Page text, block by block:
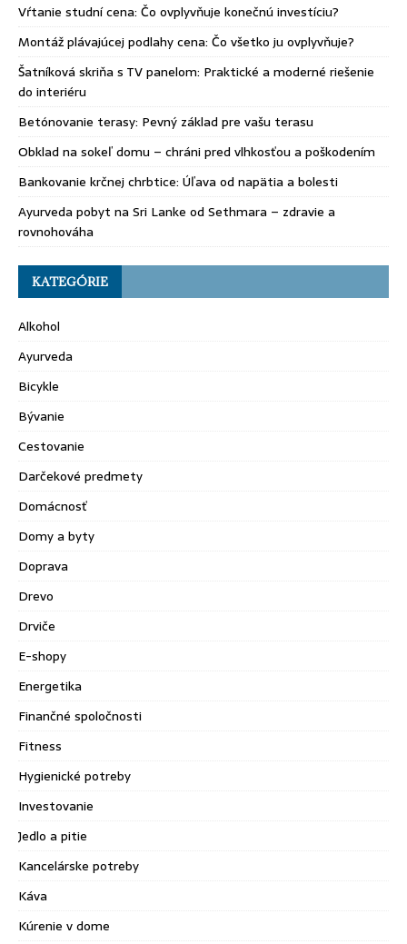
Vŕtanie studní cena: Čo ovplyvňuje konečnú investíciu?
Montáž plávajúcej podlahy cena: Čo všetko ju ovplyvňuje?
Šatníková skriňa s TV panelom: Praktické a moderné riešenie
do interiéru
Betónovanie terasy: Pevný základ pre vašu terasu
Obklad na sokeľ domu – chráni pred vlhkosťou a poškodením
Bankovanie krčnej chrbtice: Úľava od napätia a bolesti
Ayurveda pobyt na Sri Lanke od Sethmara – zdravie a
rovnohováha
KATEGÓRIE
Alkohol
Ayurveda
Bicykle
Bývanie
Cestovanie
Darčekové predmety
Domácnosť
Domy a byty
Doprava
Drevo
Drviče
E-shopy
Energetika
Finančné spoločnosti
Fitness
Hygienické potreby
Investovanie
Jedlo a pitie
Kancelárske potreby
Káva
Kúrenie v dome